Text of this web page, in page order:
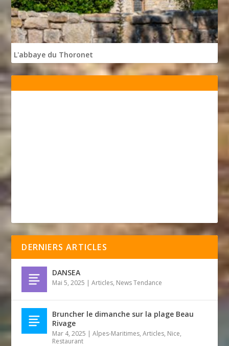
L'abbaye du Thoronet
DERNIERS ARTICLES
DANSEA
Mai 5, 2025 |Articles, News Tendance
Bruncher le dimanche sur la plage Beau
Rivage
Mar 4, 2025 |Alpes-Maritimes,Articles, Nice,
Restaurant